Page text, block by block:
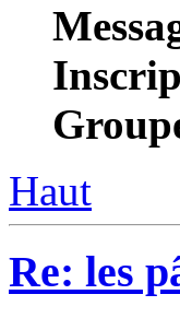
Haut
Re: les